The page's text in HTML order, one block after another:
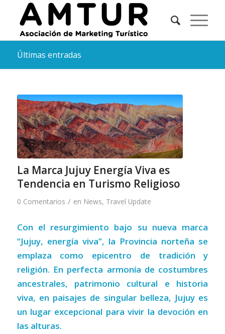
Últimas entradas
La Marca Jujuy Energía Viva es
Tendencia en Turismo Religioso
0 Comentarios / en News, Travel Update
Con el resurgimiento bajo su nueva marca
“Jujuy, energía viva”, la Provincia norteña se
emplaza como epicentro de tradición y
religión. En perfecta armonía de costumbres
ancestrales, patrimonio cultural e historia
viva, en paisajes de singular belleza, Jujuy es
un lugar excepcional para vivir la devoción en
las alturas.